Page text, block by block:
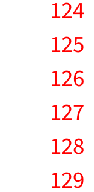
124
125
126
127
128
129